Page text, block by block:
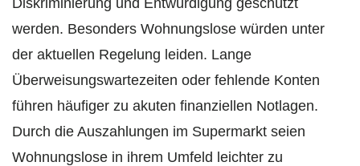
werden. Besonders Wohnungslose würden unter
der aktuellen Regelung leiden. Lange
Überweisungswartezeiten oder fehlende Konten
führen häufiger zu akuten finanziellen Notlagen.
Durch die Auszahlungen im Supermarkt seien
Wohnungslose in ihrem Umfeld leichter zu